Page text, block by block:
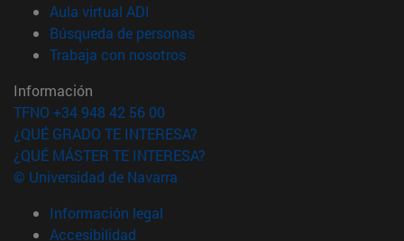
Aula virtual ADI
Búsqueda de personas(abre en nueva ventana)
Trabaja con nosotros(abre en nueva ventana)
Información
TFNO +34 948 42 56 00
¿QUÉ GRADO TE INTERESA?
¿QUÉ MÁSTER TE INTERESA?
© Universidad de Navarra
Información legal
Accesibilidad